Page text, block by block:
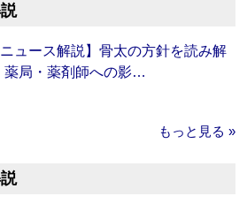
ュース解説】骨太の方針を読み解
薬局・薬剤師への影…
もっと見る »